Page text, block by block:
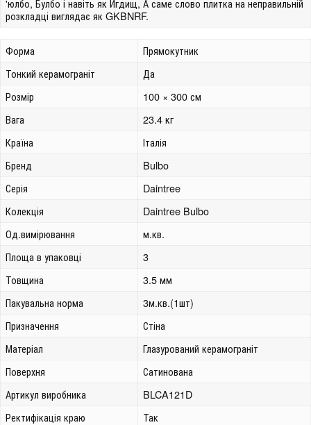
розкладці виглядає як GKBNRF.
Форма
Прямокутник
Тонкий керамограніт
Да
Розмір
100 × 300 см
Вага
23.4 кг
Країна
Італія
Бренд
Bulbo
Серія
Daintree
Колекція
Daintree Bulbo
Од.вимірювання
м.кв.
Площа в упаковці
3
Товщина
3.5 мм
Пакувальна норма
3м.кв.(1шт)
Призначення
Стіна
Матеріал
Глазурований керамограніт
Поверхня
Сатинована
Артикул виробника
BLCA121D
Ректифікація краю
Так